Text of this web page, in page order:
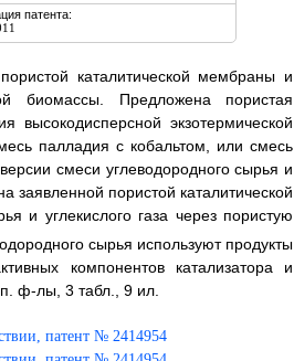
патента:
каталитической мембраны и
биомассы. Предложена пористая
высокодисперсной экзотермической
палладия с кобальтом, или смесь
смеси углеводородного сырья и
пористой каталитической
и углекислого газа через пористую
сырья используют продукты
компонентов катализатора и
ф-лы, 3 табл., 9 ил.